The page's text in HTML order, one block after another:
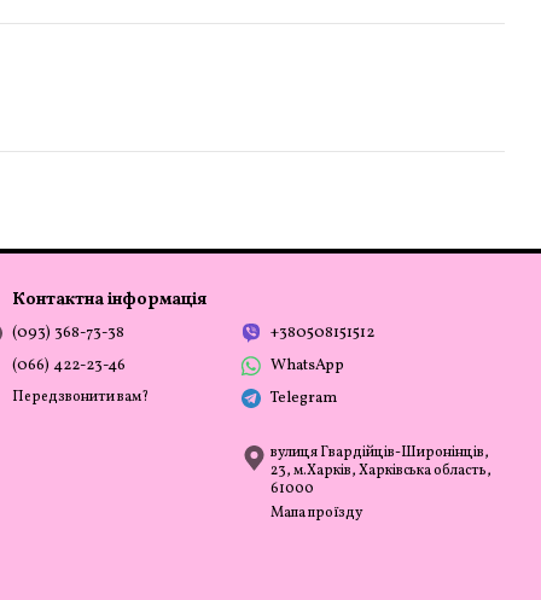
Контактна інформація
(093) 368-73-38
(066) 422-23-46
Передзвонити вам?
+380508151512
WhatsApp
Telegram
вулиця Гвардійців-Широнінців,
23, м.Харків, Харківська область,
61000
Мапа проїзду